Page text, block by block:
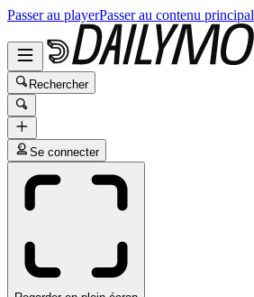
Passer au playerPasser au contenu principal
Rechercher
Se connecter